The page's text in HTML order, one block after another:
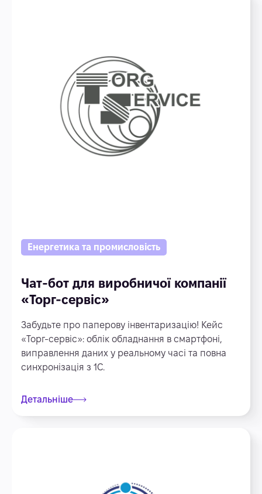
Енергетика та промисловість
Чат-бот для виробничої компанії
«Торг-сервіс»
Забудьте про паперову інвентаризацію! Кейс
«Торг-сервіс»: облік обладнання в смартфоні,
виправлення даних у реальному часі та повна
синхронізація з 1С.
Детальніше